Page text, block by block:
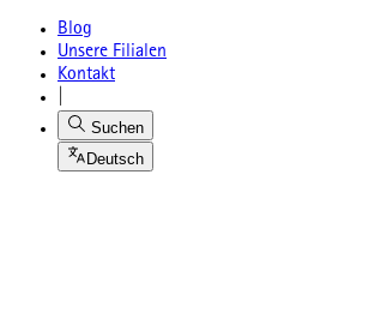
Blog
Unsere Filialen
Kontakt
Suchen
Deutsch